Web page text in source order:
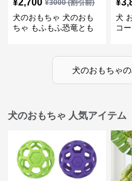
¥2,700 ¥3000(割引前)
犬のおもちゃ 犬のおも
ちゃ もふもふ恐竜とも
¥
犬
コ
犬のおもちゃの
犬のおもちゃ 人気アイテム